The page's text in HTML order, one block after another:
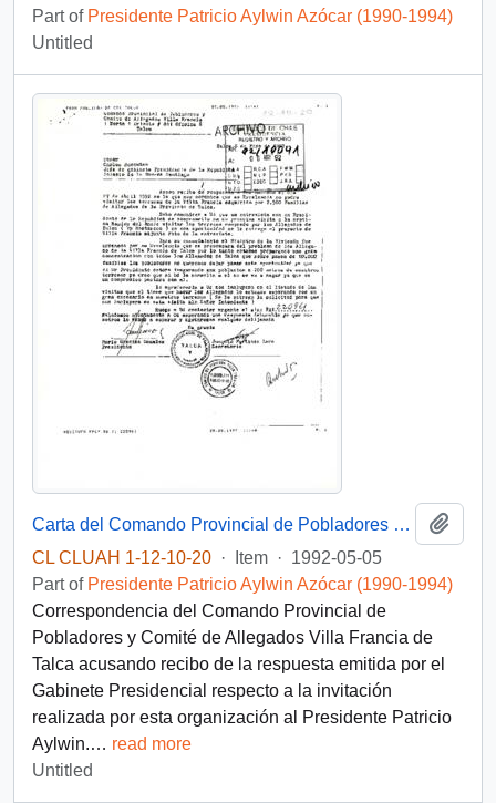
Part of Presidente Patricio Aylwin Azócar (1990-1994)
Untitled
Carta del Comando Provincial de Pobladores y Comité de Allegados Villa Francia de Talca
CL CLUAH 1-12-10-20 · Item · 1992-05-05
Part of Presidente Patricio Aylwin Azócar (1990-1994)
Correspondencia del Comando Provincial de
Pobladores y Comité de Allegados Villa Francia de
Talca acusando recibo de la respuesta emitida por el
Gabinete Presidencial respecto a la invitación
realizada por esta organización al Presidente Patricio
Aylwin.… read more
Untitled